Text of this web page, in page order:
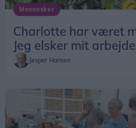
Mennesker
Charlotte har været
Jeg elsker mit arbejde
Jesper Hansen